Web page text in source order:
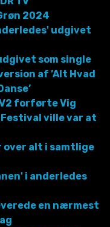
2024
udgivet
som single
af ’Alt Hvad
forførte Vig
Festival ville var at
over alt i samtlige
i anderledes
en nærmest